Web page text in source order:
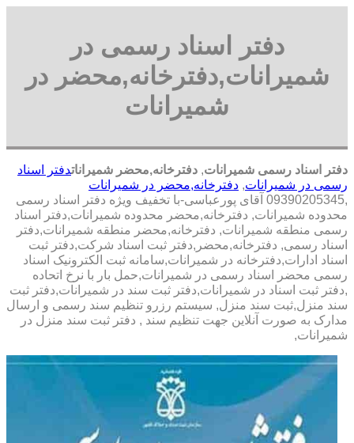
دفتر اسناد رسمی در
شمیرانات,دفترخانه,محضر در
شمیرانات
دفتر اسناد رسمی شمیرانات, دفترخانه,محضر شمیراناتدفتر اسناد
رسمی در شمیرانات, دفترخانه,محضر در شمیرانات
,09390205345 آقای پورعباسی-با تخفيف ويژه دفتر اسناد رسمی
محدوده شمیرانات, دفترخانه,محضر محدوده شمیرانات,دفتر اسناد
رسمی منطقه شمیرانات, دفترخانه,محضر منطقه شمیرانات,دفتر
اسناد رسمی, دفترخانه,محضر,دفتر ثبت اسناد شرکت,دفتر ثبت
اسناد ادارات,دفترخانه در شمیرانات,سامانه ثبت الکترونیک اسناد
رسمی محضر اسناد رسمی در شمیرانات,حمل بار با نرخ اتحاده
,دفتر ثبت اسناد در شمیرانات,دفتر ثبت سند در شمیرانات,دفتر ثبت
سند منزل,ثبت سند منزل, سیستم رزرو تنظیم سند رسمی و ارسال
مدارک به صورت آنلاین جهت تنظیم سند , دفتر ثبت سند منزل در
شمیرانات,